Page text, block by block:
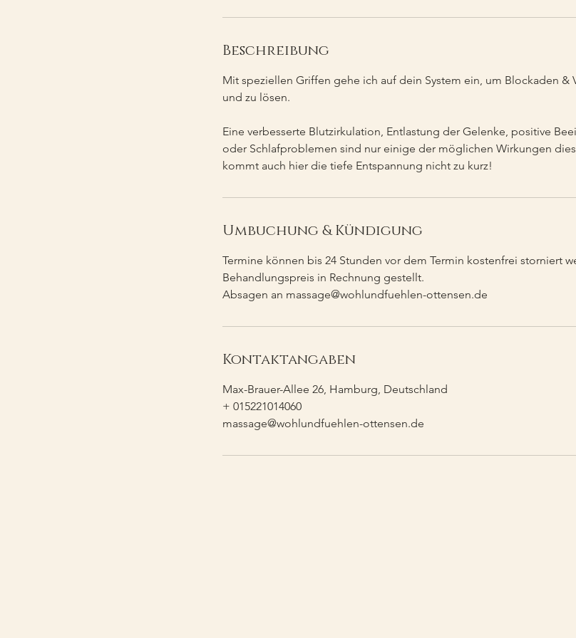
Beschreibung
Mit speziellen Griffen gehe ich auf dein System ein, um Blockaden &
und zu lösen.
Eine verbesserte Blutzirkulation, Entlastung der Gelenke, positive
oder Schlafproblemen sind nur einige der möglichen Wirkungen
kommt auch hier die tiefe Entspannung nicht zu kurz!
Umbuchung & Kündigung
Termine können bis 24 Stunden vor dem Termin kostenfrei storniert
Behandlungspreis in Rechnung gestellt.
Absagen an massage@wohlundfuehlen-ottensen.de
Kontaktangaben
Max-Brauer-Allee 26, Hamburg, Deutschland
+ 015221014060
massage@wohlundfuehlen-ottensen.de